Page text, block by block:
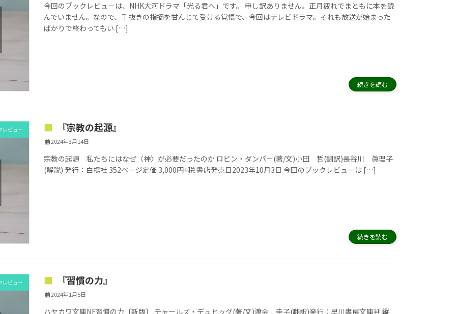
今回のブックレビューは、NHK大河ドラマ「光る君へ」です。 申し訳ありません。正月疲れでまともに本を読
んでいません。なので、手抜きの指摘を甘んじて受ける覚悟で、今回はテレビドラマ。それも放送が始まった
ばかりで終わってもい […]
続きを読む
レビュー 『宗教の起源』
2024年3月14日
宗教の起源 私たちにはなぜ〈神〉が必要だったのか ロビン・ダンパー(著/文)小田 哲(翻訳)長谷川 眞理子
(解説) 発行：白揚社 352ページ定価 3,000円+税 書店発売日2023年10月3日 今回のブックレビューは […]
続きを読む
レビュー 『習慣の力』
2024年1月5日
ハヤカワ文庫NF習慣の力〔新版〕 チャールズ・デュヒッグ(著/文)渡会 圭子(翻訳)発行：早川書房文庫判 縦